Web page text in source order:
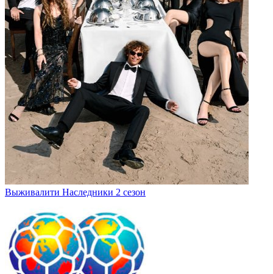
Выживалити Наследники 2 сезон